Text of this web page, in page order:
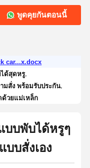
พูดคุยกันตอนนี้
car...x.docx
ด้สุดหรู,
มสั่ง พร้อมรับประกัน
ด้วยแม่เหล็ก
บบพับได้หรูๆ
บสั่งเอง